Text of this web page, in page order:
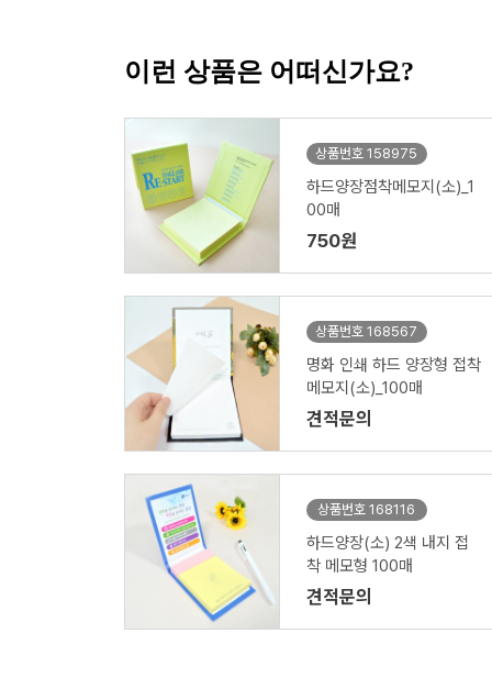
이런 상품은 어떠신가요?
상품번호 158975
하드양장점착메모지(소)_1
00매
750원
상품번호 168567
명화 인쇄 하드 양장형 접착
메모지(소)_100매
견적문의
상품번호 168116
하드양장(소) 2색 내지 접
착 메모형 100매
견적문의